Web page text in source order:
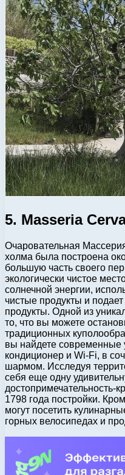
5. Masseria
Очаровательная
холма была построена
большую часть своего
экологически чистое
солнечной энергии,
чистые продукты и
продукты. Одной из
то, что вы можете
традиционных
вы найдете современные
кондиционер и Wi-Fi, в
шармом. Исследуя
себя еще одну
достопримечательность-
1798 года постройки.
могут посетить
горных велосипедах и